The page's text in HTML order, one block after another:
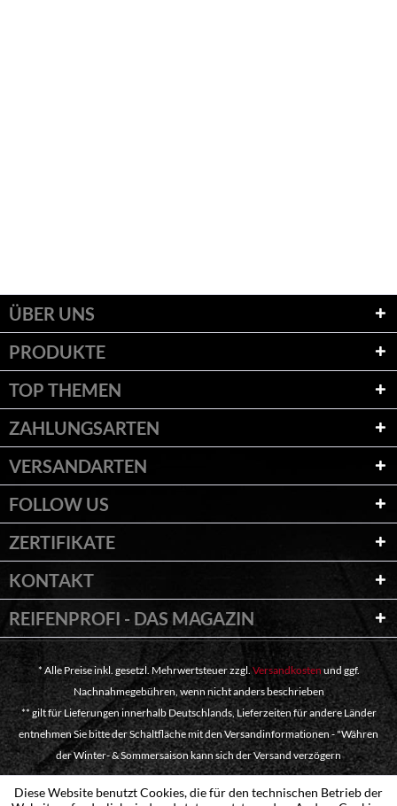
ÜBER UNS
PRODUKTE
TOP THEMEN
ZAHLUNGSARTEN
VERSANDARTEN
FOLLOW US
ZERTIFIKATE
KONTAKT
REIFENPROFI - DAS MAGAZIN
* Alle Preise inkl. gesetzl. Mehrwertsteuer zzgl.Versandkosten und ggf.
Nachnahmegebühren, wenn nicht anders beschrieben
** gilt für Lieferungen innerhalb Deutschlands, Lieferzeiten für andere Länder
entnehmen Sie bitte der Schaltfläche mit den Versandinformationen - "Währen
der Winter- & Sommersaison kann sich der Versand verzögern
Diese Website benutzt Cookies, die für den technischen Betrieb der